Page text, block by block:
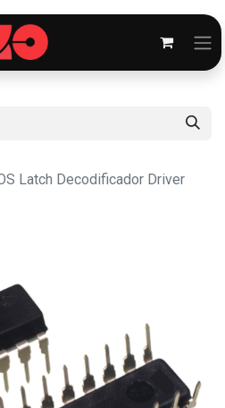
Latch Decodificador Driver